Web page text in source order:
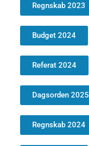
Regnskab 2023
Budget 2024
Referat 2024
Dagsorden 2025
Regnskab 2024